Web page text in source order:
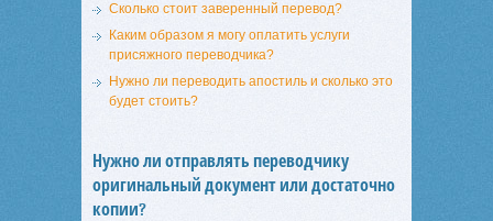
Сколько стоит заверенный перевод?
Каким образом я могу оплатить услуги
присяжного переводчика?
Нужно ли переводить апостиль и сколько это
будет стоить?
Нужно ли отправлять переводчику
оригинальный документ или достаточно
копии?